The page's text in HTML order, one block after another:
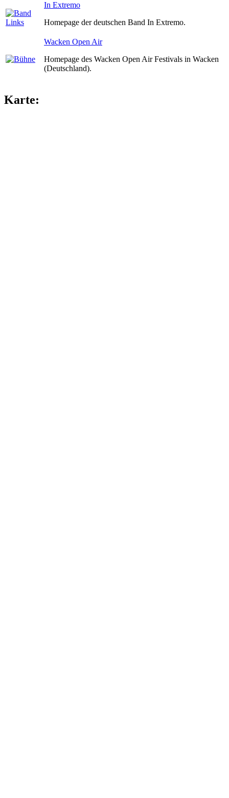
In Extremo
Homepage der deutschen Band In Extremo.
Wacken Open Air
Homepage des Wacken Open Air Festivals in Wacken
(Deutschland).
Karte: